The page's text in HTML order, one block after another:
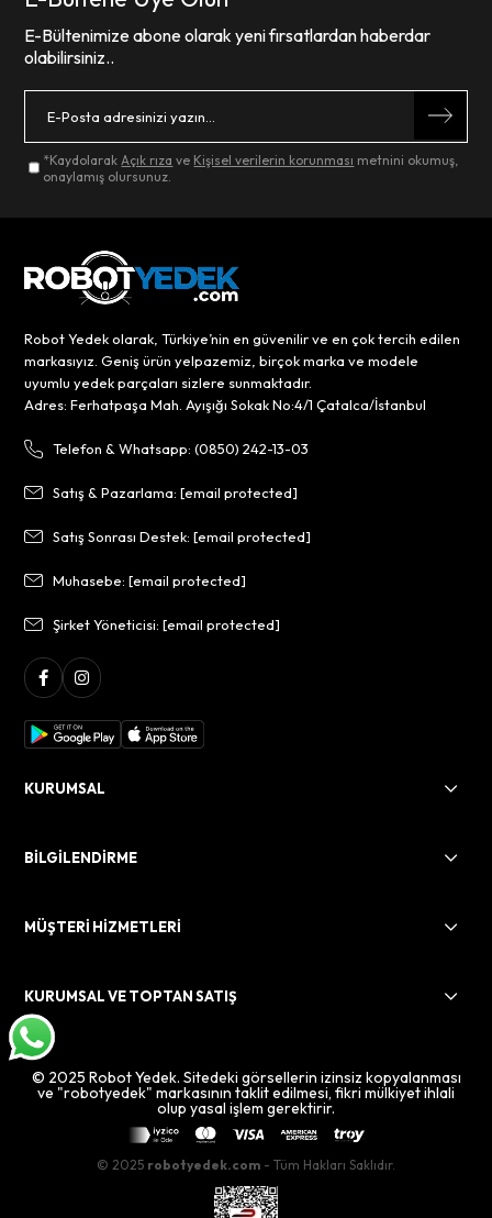
E-Bültenimize abone olarak yeni fırsatlardan haberdar
olabilirsiniz..
*Kaydolarak Açık rıza ve Kişisel verilerin korunması metnini okumuş,
onaylamış olursunuz.
Robot Yedek olarak, Türkiye’nin en güvenilir ve en çok tercih edilen
markasıyız. Geniş ürün yelpazemiz, birçok marka ve modele
uyumlu yedek parçaları sizlere sunmaktadır.
Adres: Ferhatpaşa Mah. Ayışığı Sokak No:4/1 Çatalca/İstanbul
Telefon & Whatsapp: (0850) 242-13-03
Satış & Pazarlama:[email protected]
Satış Sonrası Destek:[email protected]
Muhasebe:[email protected]
Şirket Yöneticisi:[email protected]
KURUMSAL
BİLGİLENDİRME
MÜŞTERİ HİZMETLERİ
KURUMSAL VE TOPTAN SATIŞ
© 2025 Robot Yedek. Sitedeki görsellerin izinsiz kopyalanması
ve "robotyedek" markasının taklit edilmesi, fikri mülkiyet ihlali
olup yasal işlem gerektirir.
© 2025 robotyedek.com - Tüm Hakları Saklıdır.